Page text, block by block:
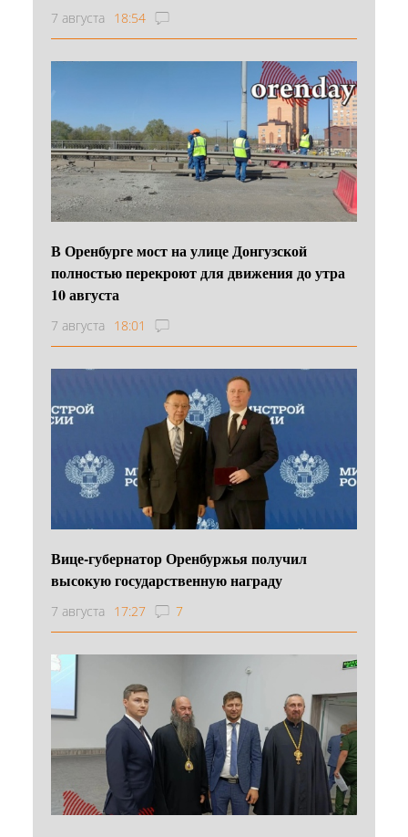
7 августа 18:54
В Оренбурге мост на улице Донгузской
полностью перекроют для движения до утра
10 августа
7 августа 18:01
Вице-губернатор Оренбуржья получил
высокую государственную награду
7 августа 17:27 7